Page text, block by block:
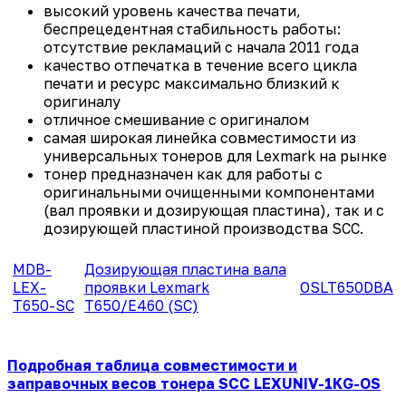
высокий уровень качества печати,
беспрецедентная стабильность работы:
отсутствие рекламаций с начала 2011 года
качество отпечатка в течение всего цикла
печати и ресурс максимально близкий к
оригиналу
отличное смешивание с оригиналом
самая широкая линейка совместимости из
универсальных тонеров для Lexmark на рынке
тонер предназначен как для работы с
оригинальными очищенными компонентами
(вал проявки и дозирующая пластина), так и с
дозирующей пластиной производства SCC.
MDB-
LEX-
T650-SC
Дозирующая пластина вала
проявки Lexmark
T650/E460 (SC)
OSLT650DBA
Подробная таблица совместимости и
заправочных весов тонера SCC LEXUNIV-1KG-OS